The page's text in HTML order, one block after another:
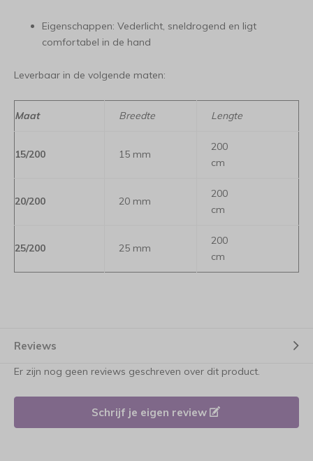
Eigenschappen: Vederlicht, sneldrogend en ligt
comfortabel in de hand
Leverbaar in de volgende maten:
Maat Breedte Lengte
15/200 15 mm
200
cm
20/200 20 mm
200
cm
25/200 25 mm
200
cm
Reviews
Er zijn nog geen reviews geschreven over dit product.
Schrijf je eigen review